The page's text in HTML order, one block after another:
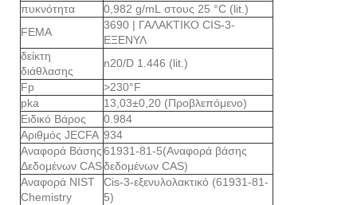
πυκνότητα
0,982 g/mL στους 25 °C (lit.)
FEMA
3690 | ΓΑΛΑΚΤΙΚΟ CIS-3-
ΕΞΕΝΥΛ
δείκτη
διάθλασης
n20/D 1.446 (lit.)
Fp
>230°F
pka
13,03±0,20 (Προβλεπόμενο)
Ειδικό Βάρος
0.984
Αριθμός JECFA 934
Αναφορά Βάσης
Δεδομένων CAS
61931-81-5(Αναφορά βάσης
δεδομένων CAS)
Αναφορά NIST
Chemistry
Cis-3-εξενυλολακτικό (61931-81-
5)